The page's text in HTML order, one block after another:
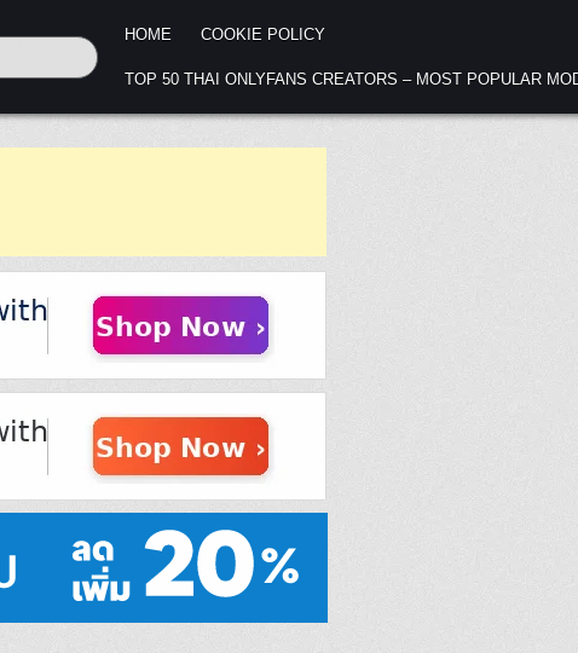
HOME COOKIE POLICY
TOP 50 THAI ONLYFANS CREATORS – MOST POPULAR